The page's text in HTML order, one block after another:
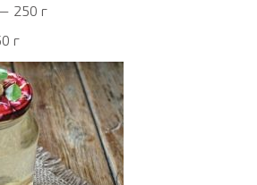
250 г
г